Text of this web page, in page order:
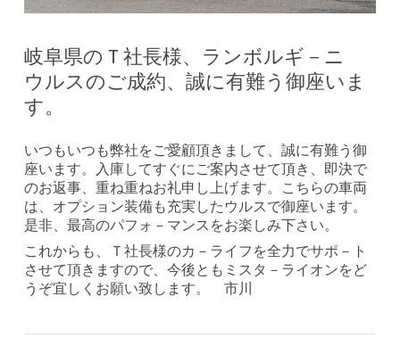
岐阜県のＴ社長様、ランボルギ－ニ
ウルスのご成約、誠に有難う御座いま
す。
いつもいつも弊社をご愛顧頂きまして、誠に有難う御
座います。入庫してすぐにご案内させて頂き、即決で
のお返事、重ね重ねお礼申し上げます。こちらの車両
は、オプション装備も充実したウルスで御座います。
是非、最高のパフォ－マンスをお楽しみ下さい。
これからも、Ｔ社長様のカ－ライフを全力でサポ－ト
させて頂きますので、今後ともミスタ－ライオンをど
うぞ宜しくお願い致します。 市川